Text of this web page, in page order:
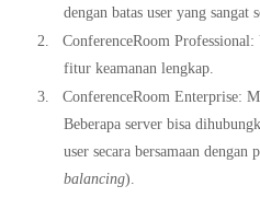
dengan batas user yang sangat
2.
ConferenceRoom Professional:
fitur keamanan lengkap.
3.
ConferenceRoom Enterprise:
Beberapa server bisa
user secara bersamaan dengan
balancing).